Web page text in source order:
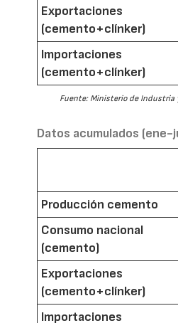
Exportaciones
(cemento+clínker)
Importaciones
(cemento+clínker)
Fuente: Ministerio de Industria
Datos acumulados
Producción cemento
Consumo nacional
(cemento)
Exportaciones
(cemento+clínker)
Importaciones